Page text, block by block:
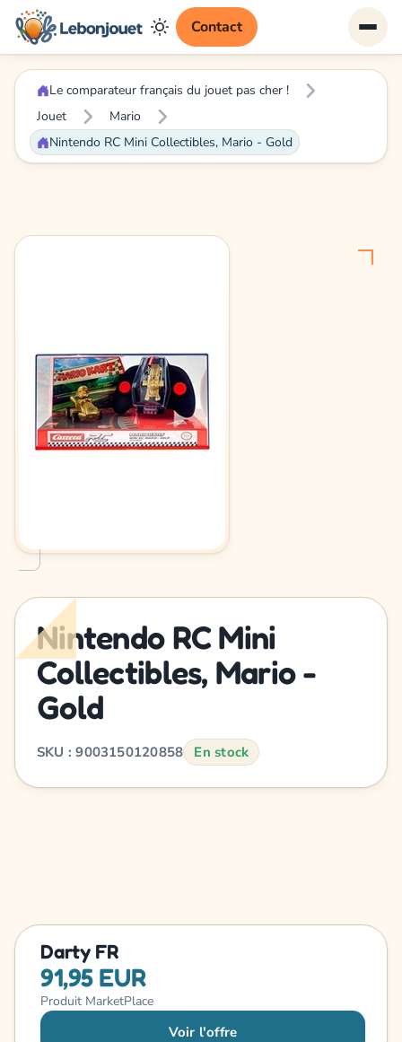
Contact
Le comparateur français du jouet pas cher !
Jouet
Mario
Nintendo RC Mini Collectibles, Mario - Gold
Nintendo RC Mini
Collectibles, Mario -
Gold
SKU : 9003150120858 En stock
Darty FR
91,95 EUR
Produit MarketPlace
Voir l'offre